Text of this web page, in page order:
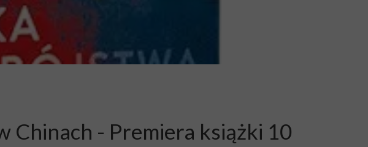
Chinach - Premiera książki 10